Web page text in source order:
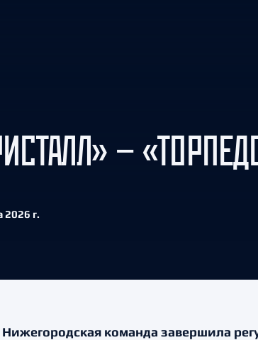
—
2026 г.
Нижегородская команда завершила